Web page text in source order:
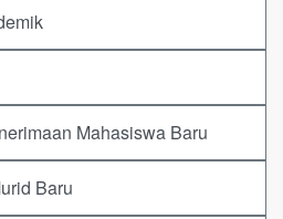
Mahasiswa Baru
Baru